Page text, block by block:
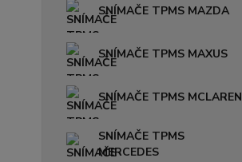
SNÍMAČE TPMS MAZDA
SNÍMAČE TPMS MAXUS
SNÍMAČE TPMS MCLAREN
SNÍMAČE TPMS
MERCEDES